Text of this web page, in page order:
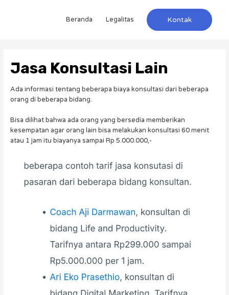
Beranda Legalitas Kontak
Jasa Konsultasi Lain
Ada informasi tentang beberapa biaya konsultasi dari beberapa
orang di beberapa bidang.
Bisa dilihat bahwa ada orang yang bersedia memberikan
kesempatan agar orang lain bisa melakukan konsultasi 60 menit
atau 1 jam itu biayanya sampai Rp 5.000.000,-